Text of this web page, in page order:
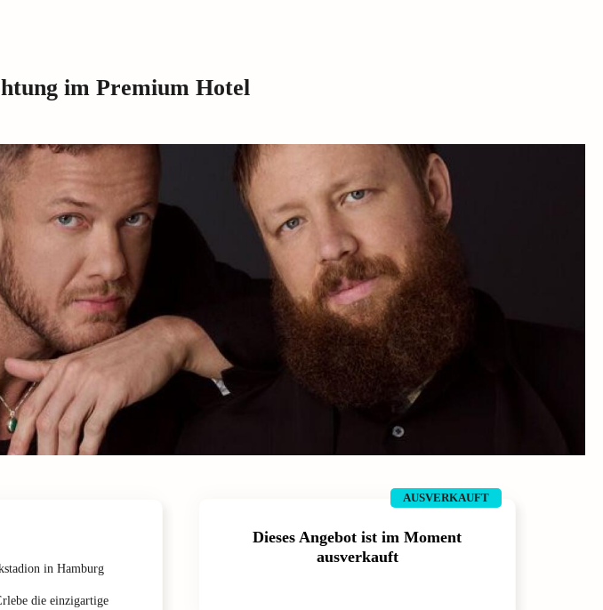
im Premium Hotel
AUSVERKAUFT
Dieses Angebot ist im Moment
ausverkauft
in Hamburg
die einzigartige